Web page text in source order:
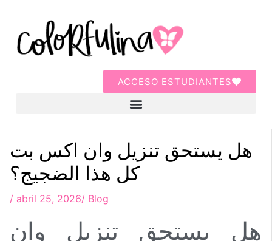
ACCESO ESTUDIANTES
هل يستحق تنزيل وان اكس بت
كل هذا الضجيج؟
/ abril 25, 2026/ Blog
هل يستحق تنزيل وان